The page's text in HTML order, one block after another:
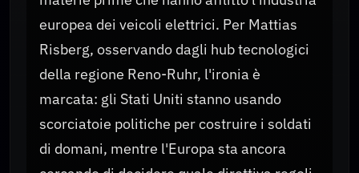
europea dei veicoli elettrici. Per Mattias
Risberg, osservando dagli hub tecnologici
della regione Reno-Ruhr, l'ironia è
marcata: gli Stati Uniti stanno usando
scorciatoie politiche per costruire i soldati
di domani, mentre l'Europa sta ancora